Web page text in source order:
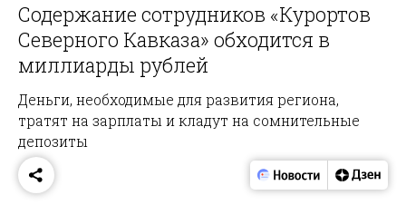
Содержание сотрудников «Курортов
Северного Кавказа» обходится в
миллиарды рублей
Деньги, необходимые для развития региона,
тратят на зарплаты и кладут на сомнительные
депозиты